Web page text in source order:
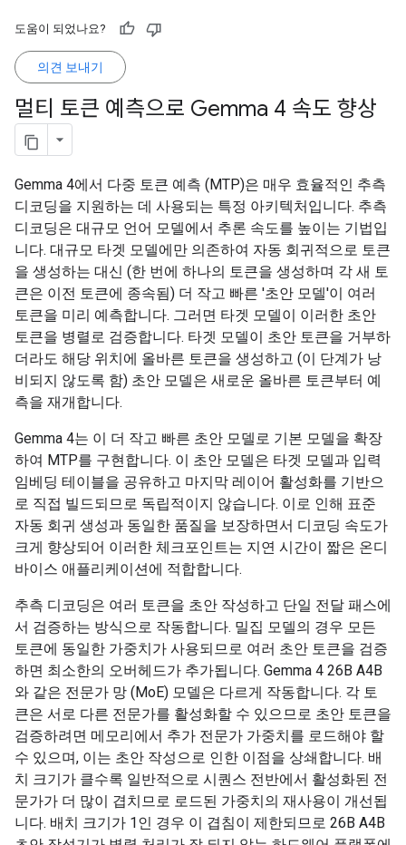
도움이 되었나요?
의견 보내기
멀티 토큰 예측으로 Gemma 4 속도 향상
Gemma 4에서 다중 토큰 예측 (MTP)은 매우 효율적인 추측
디코딩을 지원하는 데 사용되는 특정 아키텍처입니다. 추측
디코딩은 대규모 언어 모델에서 추론 속도를 높이는 기법입
니다. 대규모 타겟 모델에만 의존하여 자동 회귀적으로 토큰
을 생성하는 대신 (한 번에 하나의 토큰을 생성하며 각 새 토
큰은 이전 토큰에 종속됨) 더 작고 빠른 '초안 모델'이 여러
토큰을 미리 예측합니다. 그러면 타겟 모델이 이러한 초안
토큰을 병렬로 검증합니다. 타겟 모델이 초안 토큰을 거부하
더라도 해당 위치에 올바른 토큰을 생성하고 (이 단계가 낭
비되지 않도록 함) 초안 모델은 새로운 올바른 토큰부터 예
측을 재개합니다.
Gemma 4는 이 더 작고 빠른 초안 모델로 기본 모델을 확장
하여 MTP를 구현합니다. 이 초안 모델은 타겟 모델과 입력
임베딩 테이블을 공유하고 마지막 레이어 활성화를 기반으
로 직접 빌드되므로 독립적이지 않습니다. 이로 인해 표준
자동 회귀 생성과 동일한 품질을 보장하면서 디코딩 속도가
크게 향상되어 이러한 체크포인트는 지연 시간이 짧은 온디
바이스 애플리케이션에 적합합니다.
추측 디코딩은 여러 토큰을 초안 작성하고 단일 전달 패스에
서 검증하는 방식으로 작동합니다. 밀집 모델의 경우 모든
토큰에 동일한 가중치가 사용되므로 여러 초안 토큰을 검증
하면 최소한의 오버헤드가 추가됩니다. Gemma 4 26B A4B
와 같은 전문가 망 (MoE) 모델은 다르게 작동합니다. 각 토
큰은 서로 다른 전문가를 활성화할 수 있으므로 초안 토큰을
검증하려면 메모리에서 추가 전문가 가중치를 로드해야 할
수 있으며, 이는 초안 작성으로 인한 이점을 상쇄합니다. 배
치 크기가 클수록 일반적으로 시퀀스 전반에서 활성화된 전
문가가 더 많이 겹치므로 로드된 가중치의 재사용이 개선됩
니다. 배치 크기가 1인 경우 이 겹침이 제한되므로 26B A4B